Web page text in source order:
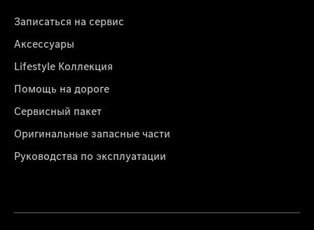
Записаться на сервис
Аксессуары
Lifestyle Коллекция
Помощь на дороге
Сервисный пакет
Оригинальные запасные части
Руководства по эксплуатации